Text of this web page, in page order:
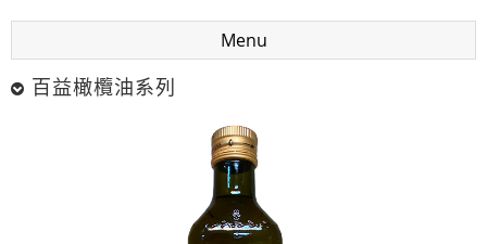
Menu
百益橄欖油系列